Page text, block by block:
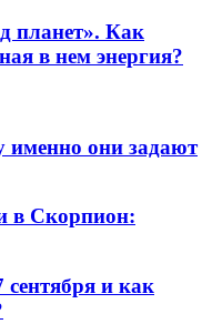
планет». Как
в нем энергия?
они задают
в Скорпион:
сентября и как